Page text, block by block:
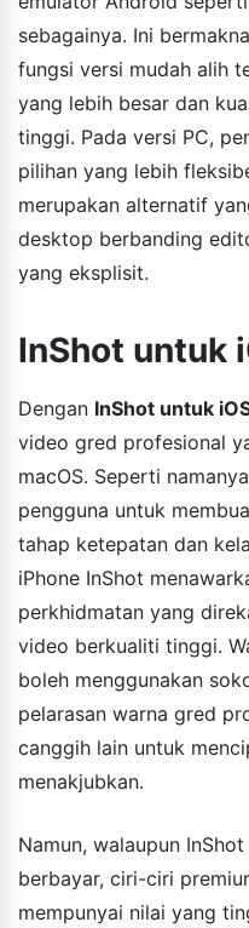
sebagainya. Ini
fungsi versi mudah alih
yang lebih besar dan
tinggi. Pada versi PC,
pilihan yang lebih
merupakan alternatif
desktop berbanding
yang eksplisit.
InShot untuk
Dengan InShot untuk
video gred profesional
macOS. Seperti
pengguna untuk
tahap ketepatan dan
iPhone InShot
perkhidmatan yang
video berkualiti tinggi.
boleh menggunakan
pelarasan warna gred
canggih lain untuk
menakjubkan.
Namun, walaupun
berbayar, ciri-ciri
mempunyai nilai yang